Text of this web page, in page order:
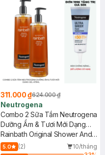
311.000 ₫624.000 ₫
Neutrogena
Combo 2 Sữa Tắm Neutrogena
Dưỡng Ẩm & Tươi Mới Dạng
Gel 473ml
Rainbath Original Shower And
Bath Gel
5.0 (2)
10/tháng